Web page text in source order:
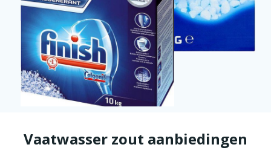
Vaatwasser zout aanbiedingen